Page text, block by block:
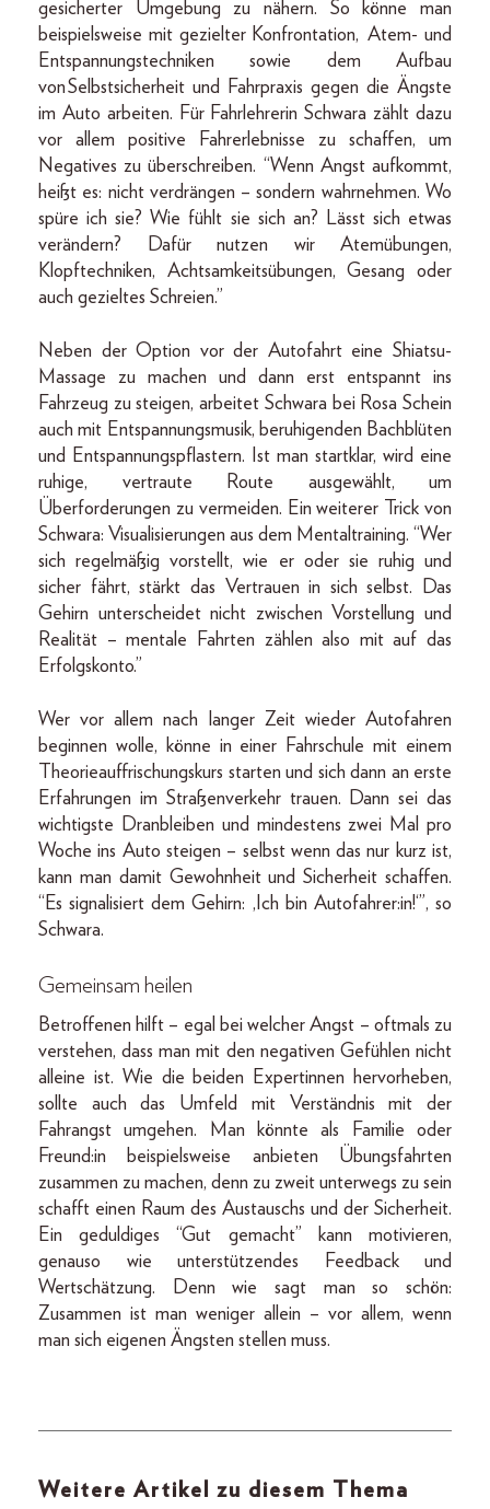
gesicherter Umgebung zu nähern. So könne man
beispielsweise mit gezielter Konfrontation, Atem- und
Entspannungstechniken sowie dem Aufbau
von Selbstsicherheit und Fahrpraxis gegen die Ängste
im Auto arbeiten. Für Fahrlehrerin Schwara zählt dazu
vor allem positive Fahrerlebnisse zu schaffen, um
Negatives zu überschreiben. “Wenn Angst aufkommt,
heißt es: nicht verdrängen – sondern wahrnehmen. Wo
spüre ich sie? Wie fühlt sie sich an? Lässt sich etwas
verändern? Dafür nutzen wir Atemübungen,
Klopftechniken, Achtsamkeitsübungen, Gesang oder
auch gezieltes Schreien.”
Neben der Option vor der Autofahrt eine Shiatsu-
Massage zu machen und dann erst entspannt ins
Fahrzeug zu steigen, arbeitet Schwara bei Rosa Schein
auch mit Entspannungsmusik, beruhigenden Bachblüten
und Entspannungspflastern. Ist man startklar, wird eine
ruhige, vertraute Route ausgewählt, um
Überforderungen zu vermeiden. Ein weiterer Trick von
Schwara: Visualisierungen aus dem Mentaltraining. “Wer
sich regelmäßig vorstellt, wie er oder sie ruhig und
sicher fährt, stärkt das Vertrauen in sich selbst. Das
Gehirn unterscheidet nicht zwischen Vorstellung und
Realität – mentale Fahrten zählen also mit auf das
Erfolgskonto.”
Wer vor allem nach langer Zeit wieder Autofahren
beginnen wolle, könne in einer Fahrschule mit einem
Theorieauffrischungskurs starten und sich dann an erste
Erfahrungen im Straßenverkehr trauen. Dann sei das
wichtigste Dranbleiben und mindestens zwei Mal pro
Woche ins Auto steigen – selbst wenn das nur kurz ist,
kann man damit Gewohnheit und Sicherheit schaffen.
“Es signalisiert dem Gehirn: ‚Ich bin Autofahrer:in!‘”, so
Schwara.
Gemeinsam heilen
Betroffenen hilft – egal bei welcher Angst – oftmals zu
verstehen, dass man mit den negativen Gefühlen nicht
alleine ist. Wie die beiden Expertinnen hervorheben,
sollte auch das Umfeld mit Verständnis mit der
Fahrangst umgehen. Man könnte als Familie oder
Freund:in beispielsweise anbieten Übungsfahrten
zusammen zu machen, denn zu zweit unterwegs zu sein
schafft einen Raum des Austauschs und der Sicherheit.
Ein geduldiges “Gut gemacht” kann motivieren,
genauso wie unterstützendes Feedback und
Wertschätzung. Denn wie sagt man so schön:
Zusammen ist man weniger allein – vor allem, wenn
man sich eigenen Ängsten stellen muss.
Weitere Artikel zu diesem Thema